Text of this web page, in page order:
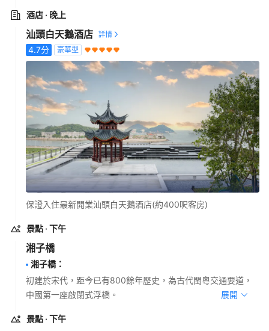
酒店 · 晚上
汕頭白天鵝酒店
4.7分 豪華型
保證入住最新開業汕頭白天鵝酒店(約400呎客房)
景點 · 下午
湘子橋
湘子橋：
初建於宋代，距今已有800餘年歷史，為古代閩粵交通要道，
中國第一座啟閉式浮橋。
展開
景點 · 下午